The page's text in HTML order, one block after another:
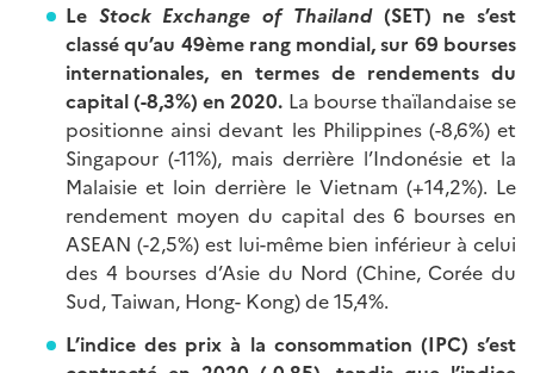
Le Stock Exchange of Thailand(SET) ne s’est
classé qu’au 49ème rang mondial, sur 69 bourses
internationales, en termes de rendements du
capital (-8,3%) en 2020. La bourse thaïlandaise se
positionne ainsi devant les Philippines (-8,6%) et
Singapour (-11%), mais derrière l’Indonésie et la
Malaisie et loin derrière le Vietnam (+14,2%). Le
rendement moyen du capital des 6 bourses en
ASEAN (-2,5%) est lui-même bien inférieur à celui
des 4 bourses d’Asie du Nord (Chine, Corée du
Sud, Taiwan, Hong- Kong) de 15,4%.
L’indice des prix à la consommation (IPC) s’est